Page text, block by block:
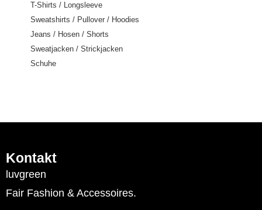
T-Shirts / Longsleeve
Sweatshirts / Pullover / Hoodies
Jeans / Hosen / Shorts
Sweatjacken / Strickjacken
Schuhe
Kontakt
luvgreen
Fair Fashion & Accessoires.